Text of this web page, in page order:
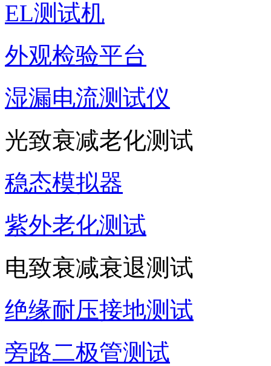
EL测试机
外观检验平台
湿漏电流测试仪
光致衰减老化测试
稳态模拟器
紫外老化测试
电致衰减衰退测试
绝缘耐压接地测试
旁路二极管测试